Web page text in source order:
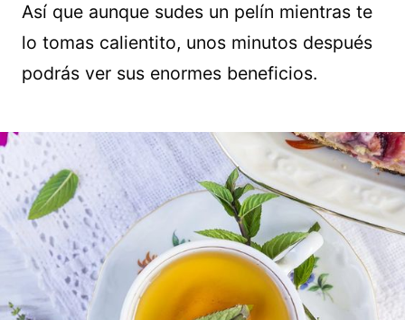
Así que aunque sudes un pelín mientras te
lo tomas calientito, unos minutos después
podrás ver sus enormes beneficios.